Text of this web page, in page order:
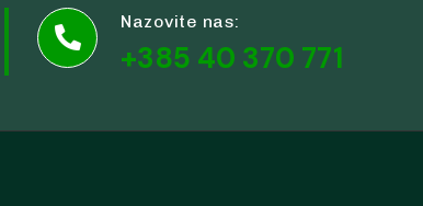

Nazovite nas:
+385 40 370 771